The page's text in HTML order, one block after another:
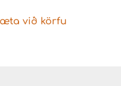
við körfu